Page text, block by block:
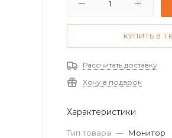
КУПИТЬ В 1
Рассчитать доставку
Хочу в подарок
Характеристики
Тип товара — Монитор